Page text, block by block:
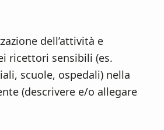
dell’attività e
ricettori sensibili (es.
scuole, ospedali) nella
(descrivere e/o allegare